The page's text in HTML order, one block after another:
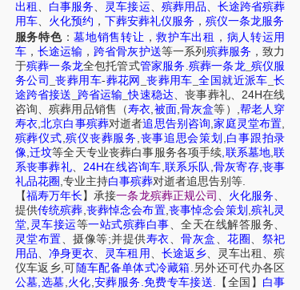
出租 、 白事服务、 灵车接运、 殡葬用品、 长途跨省殡葬
用车、 火化预约 ， 下葬安葬礼仪服务 ， 殡仪一条龙服务
服务特色：墓地销售转让 ，救护车出租 ， 病人转运用
车， 长途运输 ，跨省骨灰护送等一系列 殡葬服务 ，致力
于殡葬一条龙全包托管式管家服务 .殡葬一条龙_ 殡仪服
务公司
_丧葬用车-葬花网 丧葬用车 全国就近派车 长
途跨省接送 跨省运输 _快速稳达、丧事葬礼、 24H在线
咨询、殡葬用品销售 （寿衣 被面, 骨灰盒等）
帮老人穿
寿衣 ,北京白事殡葬对逝者追思告别咨询 ,家庭灵堂布置
殡葬仪式 殡仪丧葬服务 丧事追思会策划 白事跟拍录
像 迁坟等全天专业丧葬白事服务各项手续 联系墓地 ,联
系丧事葬礼、24H在线咨询车 联系乐队 骨灰寄存, 丧事
礼品花圈 专业主持白事殡葬对逝者追思告别等.
【福寿万年长 】承接一条龙殡葬正规公司 、 火化服务、
提供传统殡葬 丧葬悼念会布置, 丧事悼念会策划 殡礼灵
堂 灵车接运等一站式殡葬白事、全天在线解答服务、
灵堂布置、摄像等;并提供寿衣、骨灰盒 、花圈 、 祭祀
用品、 净身更衣、 灵车租用 、 长途返乡、 灵车出租 、殡
仪车返乡 可 随车配备单体式冷藏箱 另外还可代办各区
公墓 选墓 火化 安葬服务 免费专车接送 【全国】 白事